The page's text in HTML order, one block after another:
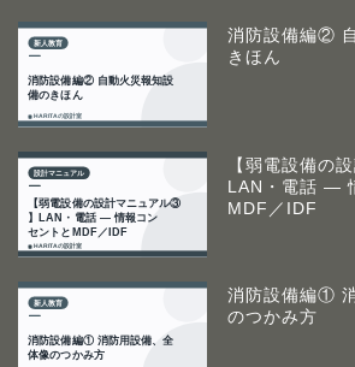
消防設備編②
きほん
【弱電設備の
LAN・電話 ―
MDF／IDF
消防設備編①
のつかみ方